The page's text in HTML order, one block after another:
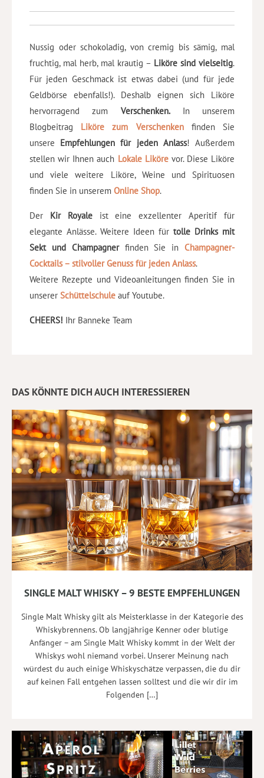
Nussig oder schokoladig, von cremig bis sämig, mal
fruchtig, mal herb, mal krautig – Liköre sind vielseitig.
Für jeden Geschmack ist etwas dabei (und für jede
Geldbörse ebenfalls!). Deshalb eignen sich Liköre
hervorragend zum Verschenken.In unserem
Blogbeitrag Liköre zum Verschenkenfinden Sie
unsere Empfehlungen für jeden Anlass! Außerdem
stellen wir Ihnen auch Lokale Likörevor. Diese Liköre
und viele weitere Liköre, Weine und Spirituosen
finden Sie in unserem Online Shop.
Der Kir Royaleist eine exzellenter Aperitif für
elegante Anlässe. Weitere Ideen für tolle Drinks mit
Sekt und Champagnerfinden Sie in Champagner-
Cocktails – stilvoller Genuss für jeden Anlass.
Weitere Rezepte und Videoanleitungen finden Sie in
unserer Schüttelschule auf Youtube.
CHEERS! Ihr Banneke Team
DAS KÖNNTE DICH AUCH INTERESSIEREN
SINGLE MALT WHISKY – 9 BESTE EMPFEHLUNGEN
Single Malt Whisky gilt als Meisterklasse in der Kategorie des
Whiskybrennens. Ob langjährige Kenner oder blutige
Anfänger – am Single Malt Whisky kommt in der Welt der
Whiskys wohl niemand vorbei. Unserer Meinung nach
würdest du auch einige Whiskyschätze verpassen, die du dir
auf keinen Fall entgehen lassen solltest und die wir dir im
Folgenden […]